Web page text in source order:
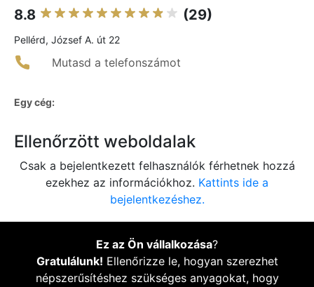
8.8 (29)
Pellérd, József A. út 22
Mutasd a telefonszámot
Egy cég:
Ellenőrzött weboldalak
Csak a bejelentkezett felhasználók férhetnek hozzá
ezekhez az információkhoz. Kattints ide a
bejelentkezéshez.
Ez az Ön vállalkozása?
Gratulálunk! Ellenőrizze le, hogyan szerezhet
népszerűsítéshez szükséges anyagokat, hogy